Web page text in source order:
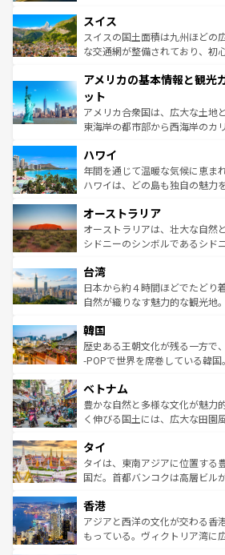
れる地方に足を運ぶとそれぞれ
きるだろう。 なお、新着
を参照してほしい。
は、お酒好きな人にはぜひ体験してほしい
ドイツ情報はコンテンツ一覧を
リアごとに異なる魅力がある。
ティー、ビール好きにはたまら
戦など、本場だからこそできる
ンツ一覧を参照してほしい。
スイス
スイスの国土面積は九州ほどの
な交通網が整備されており、初
の建物がそのまま残る町や、ス
博物館もあり、アルプス観光だ
ことができる。国民の所得が高
者向けの交通パス提供のサービ
着のスイス情報は
アメリカの基本情報と観光
ット
アメリカ合衆国は、広大な土地
東海岸の都市部から西海岸のカ
のような巨大都市は、観光、シ
ンメントが詰まった刺激的なス
西部には大自然が広がり、グラ
部のニューオーリンズでは、音
文化が魅力。旅行者はアメリカ
しみながら、その多様性と豊か
ならではの贅沢な旅のスタイルだ。 なお、新着のアメ
情報はコンテンツ一覧を参照し
ハワイ
年間を通じて温暖な気候に恵ま
ハワイは、どの島も独自の魅力
ワイ島は見逃せない。また、定
島だが、静かな自然を求めるな
おすすめ。エメラルドグリーン
れるおもてなしの心で訪れる人
人々、おいしいローカルフード
ク、伝統的なフラダンスなど、
ワイを、存分に味わってほしい。 なお、新着のハワイ情報
はコンテンツ一覧を参照してほ
オーストラリア
オーストラリアは、壮大な自然
シドニーのシンボルであるシド
リアリーフや大陸中央部にそび
ク）、タスマニアの美しい原生
ど、見どころがたくさん。また
いる。アクティビティも充実し
ビング、ハイキングなど、アウ
い。オーストラリアの多彩な魅
参照してほしい。
台湾
日本から約４時間ほどでたどり
自然が織りなす魅力的な観光地
ン）、静ひつな山岳地帯である
と山間の静けさが共存しており
驚きをもたらしてくれる。また
容にもいいと評判のスイーツな
が味わえる。 なお、新着の台
照してほしい。
韓国
歴史ある王朝文化が残る一方で
-POPで世界を席巻している韓
き、地方に足を延ばせば四季折
できる。そして、キムチや焼肉
まで、さまざまな韓国料理が待
リティに包まれながら、韓国の
わってみてほしい。
覧を参照してほしい。
ベトナム
豊かな自然と多様な文化が魅力
く伸びる国土には、広大な田園
急速な発展と共に伝統が息づく
ーチミン市のフランス統治時代
醸し出している。また、バラエ
とつ。フォーやバインミー、ベ
ひ現地で味わいたい。どの地域
が旅行者を迎えてくれるので、
タイ
タイは、東南アジアに位置する
国だ。首都バンコクは高層ビル
の活気が交差している。北部で
帯で自然と触れ合い、南部では
いビーチでリゾート気分を楽し
香港
アジアと西洋の文化が交わる香
もっている。ヴィクトリア湾に